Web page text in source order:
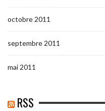
octobre 2011
septembre 2011
mai 2011
RSS